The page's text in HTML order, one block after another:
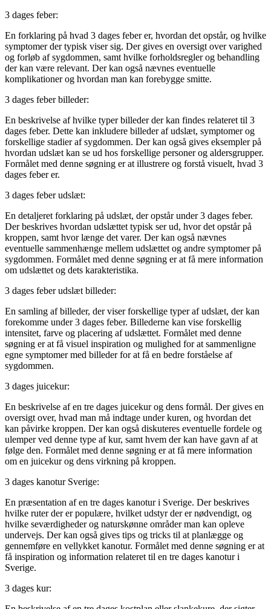
3 dages feber:
En forklaring på hvad 3 dages feber er, hvordan det opstår, og hvilke
symptomer der typisk viser sig. Der gives en oversigt over varighed
og forløb af sygdommen, samt hvilke forholdsregler og behandling
der kan være relevant. Der kan også nævnes eventuelle
komplikationer og hvordan man kan forebygge smitte.
3 dages feber billeder:
En beskrivelse af hvilke typer billeder der kan findes relateret til 3
dages feber. Dette kan inkludere billeder af udslæt, symptomer og
forskellige stadier af sygdommen. Der kan også gives eksempler på
hvordan udslæt kan se ud hos forskellige personer og aldersgrupper.
Formålet med denne søgning er at illustrere og forstå visuelt, hvad 3
dages feber er.
3 dages feber udslæt:
En detaljeret forklaring på udslæt, der opstår under 3 dages feber.
Der beskrives hvordan udslættet typisk ser ud, hvor det opstår på
kroppen, samt hvor længe det varer. Der kan også nævnes
eventuelle sammenhænge mellem udslættet og andre symptomer på
sygdommen. Formålet med denne søgning er at få mere information
om udslættet og dets karakteristika.
3 dages feber udslæt billeder:
En samling af billeder, der viser forskellige typer af udslæt, der kan
forekomme under 3 dages feber. Billederne kan vise forskellig
intensitet, farve og placering af udslættet. Formålet med denne
søgning er at få visuel inspiration og mulighed for at sammenligne
egne symptomer med billeder for at få en bedre forståelse af
sygdommen.
3 dages juicekur:
En beskrivelse af en tre dages juicekur og dens formål. Der gives en
oversigt over, hvad man må indtage under kuren, og hvordan det
kan påvirke kroppen. Der kan også diskuteres eventuelle fordele og
ulemper ved denne type af kur, samt hvem der kan have gavn af at
følge den. Formålet med denne søgning er at få mere information
om en juicekur og dens virkning på kroppen.
3 dages kanotur Sverige:
En præsentation af en tre dages kanotur i Sverige. Der beskrives
hvilke ruter der er populære, hvilket udstyr der er nødvendigt, og
hvilke seværdigheder og naturskønne områder man kan opleve
undervejs. Der kan også gives tips og tricks til at planlægge og
gennemføre en vellykket kanotur. Formålet med denne søgning er at
få inspiration og information relateret til en tre dages kanotur i
Sverige.
3 dages kur: